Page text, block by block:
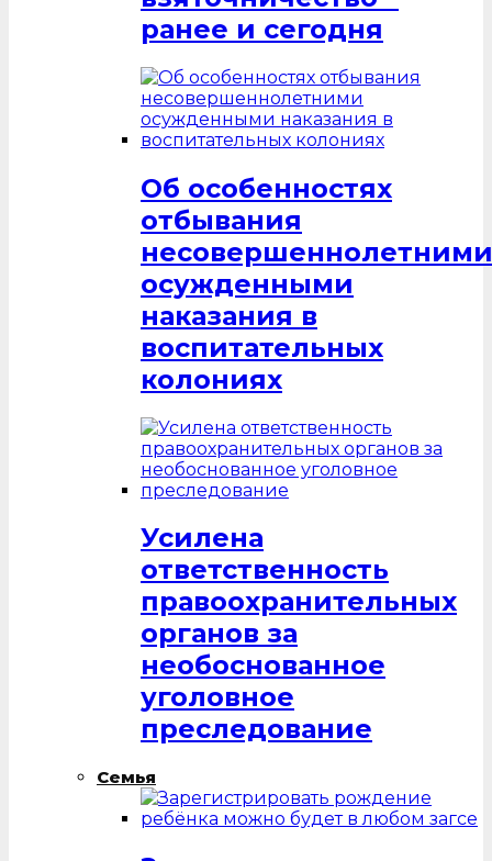
ранее и сегодня
Об особенностях
отбывания
несовершеннолетними
осужденными
наказания в
воспитательных
колониях
Усилена
ответственность
правоохранительных
органов за
необоснованное
уголовное
преследование
Семья